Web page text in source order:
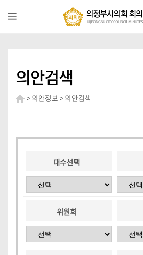
GNB메뉴 바로가기
전
회
의
록
안
> 의안정보 > 의안검색
의안검색
대수선택
위원회